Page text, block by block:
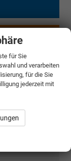
für Sie
und verarbeiten
für die Sie
jederzeit mit